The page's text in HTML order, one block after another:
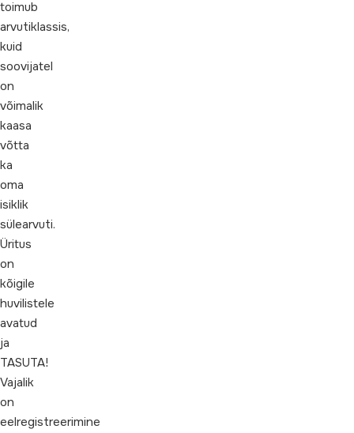
toimub
arvutiklassis,
kuid
soovijatel
on
võimalik
kaasa
võtta
ka
oma
isiklik
sülearvuti.
Üritus
on
kõigile
huvilistele
avatud
ja
TASUTA!
Vajalik
on
eelregistreerimine